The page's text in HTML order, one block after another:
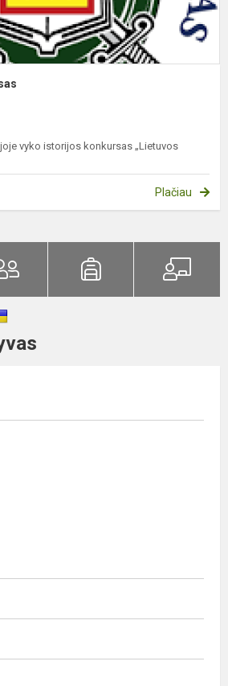
vyko istorijos konkursas „Lietuvos
Plačiau